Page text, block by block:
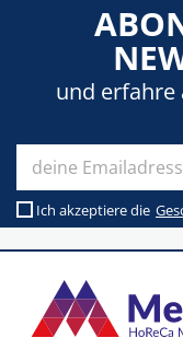
und erfahre
Ich akzeptiere die